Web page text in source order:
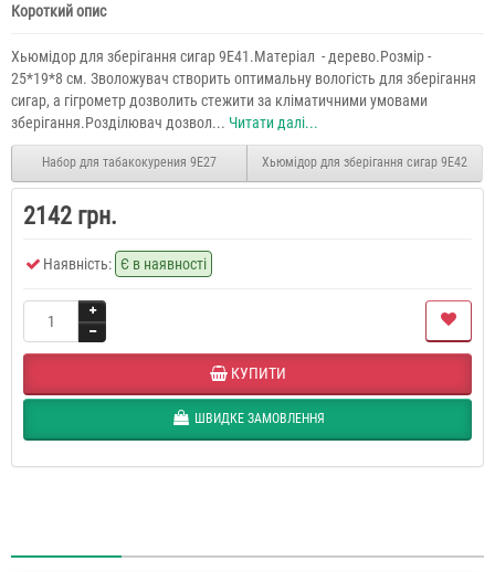
Короткий опис
Хьюмідор для зберігання сигар 9E41.Матеріал - дерево.Розмір -
25*19*8 см. Зволожувач створить оптимальну вологість для зберігання
сигар, а гігрометр дозволить стежити за кліматичними умовами
зберігання.Розділювач дозвол... Читати далі...
Набор для табакокурения 9E27 Хьюмідор для зберігання сигар 9E42
2142 грн.
Наявність: Є в наявності
КУПИТИ
ШВИДКЕ ЗАМОВЛЕННЯ